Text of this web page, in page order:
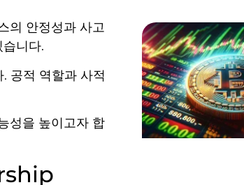
의 안정성과 사고
니다.
공적 역할과 사적
성을 높이고자 합